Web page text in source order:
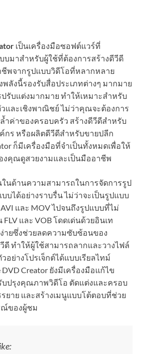
เป็นเครื่องมือซอฟต์แวร์ที่
มาสำหรับผู้ใช้ที่ต้องการสร้างดีวีดี
พจากรูปแบบวิดีโอที่หลากหลาย
ลังนี้รองรับสื่อประเภทต่างๆ มากมาย
บแต่งมากมาย ทำให้เหมาะสำหรับ
และเชิงพาณิชย์ ไม่ว่าคุณจะต้องการ
ำค่าของครอบครัว สร้างดีวีดีสำหรับ
กร หรือผลิตดีวีดีสำหรับขายปลีก
ก็มีเครื่องมือที่จำเป็นทั้งหมดเพื่อให้
งคุณดูสวยงามและเป็นมืออาชีพ
นด้านความสามารถในการจัดการรูป
บได้อย่างราบรื่น ไม่ว่าจะเป็นรูปแบบ
และ MOV ไปจนถึงรูปแบบที่ไม่
และ VOB โดดเด่นด้วยอินเท
ายซึ่งช่วยลดความซับซ้อนของ
ดี ทำให้ผู้ใช้สามารถลากและวางไฟล์
อย่างโปรเจ็กต์ได้แบบเรียลไทม์
Creator ยังมีเครื่องมือแก้ไข
ปรุงคุณภาพวิดีโอ ตัดแต่งและครอบ
ยาย และสร้างเมนูแบบโต้ตอบที่ช่วย
ณ์ของผู้ชม